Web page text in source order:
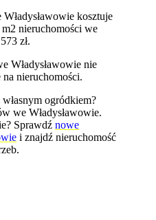
kosztuje
m2 nieruchomości we
zł.
Władysławowie nie
nieruchomości.
ogródkiem?
we Władysławowie.
Sprawdźnowe
i znajdź nieruchomość